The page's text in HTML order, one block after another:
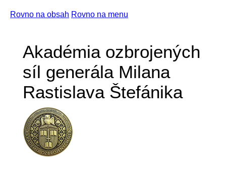
Rovno na obsah Rovno na menu
Akadémia ozbrojených
síl generála Milana
Rastislava Štefánika